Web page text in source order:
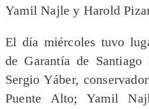
Yamil Najle y Harold
El día miércoles tuvo
de Garantía de
Sergio Yáber,
Puente Alto; Yamil